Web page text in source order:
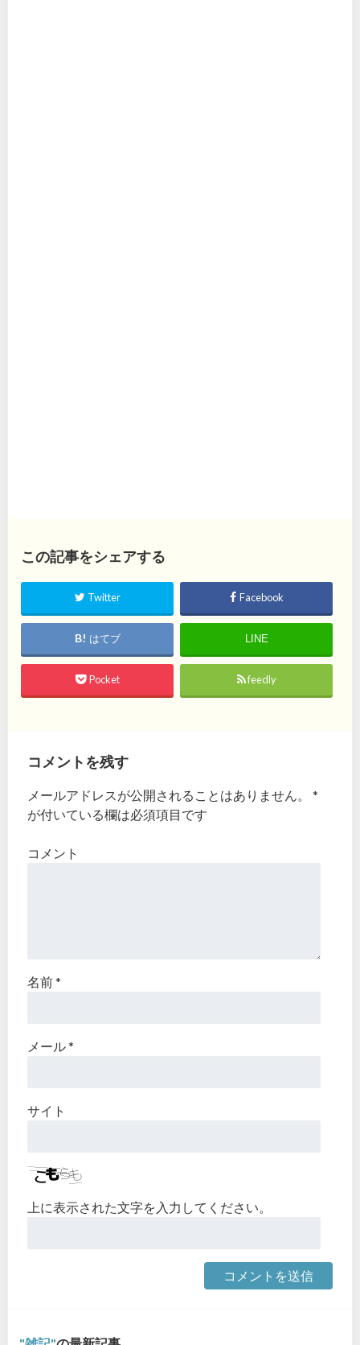
この記事をシェアする
Twitter Facebook
はてブ LINE
Pocket feedly
コメントを残す
メールアドレスが公開されることはありません。
*
が付いている欄は必須項目です
コメント
名前*
メール*
サイト
上に表示された文字を入力してください。